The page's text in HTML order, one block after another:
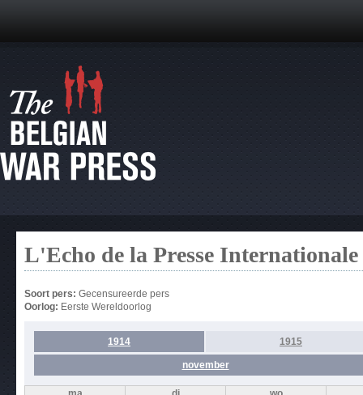
L'Echo de la Presse Internationale
Soort pers: Gecensureerde pers
Oorlog: Eerste Wereldoorlog
1914 1915
november